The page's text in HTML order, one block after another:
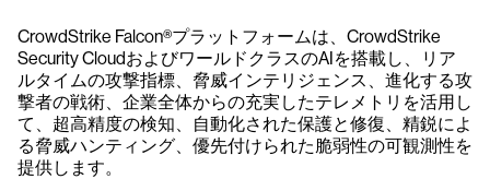
CrowdStrike Falcon®プラットフォームは、CrowdStrike
Security CloudおよびワールドクラスのAIを搭載し、リア
ルタイムの攻撃指標、脅威インテリジェンス、進化する攻
撃者の戦術、企業全体からの充実したテレメトリを活用し
て、超高精度の検知、自動化された保護と修復、精鋭によ
る脅威ハンティング、優先付けられた脆弱性の可観測性を
提供します。